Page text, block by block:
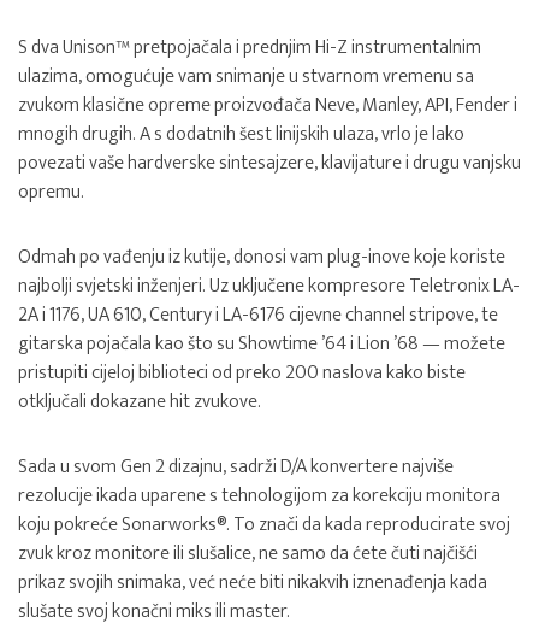
S dva Unison™ pretpojačala i prednjim Hi-Z instrumentalnim
ulazima, omogućuje vam snimanje u stvarnom vremenu sa
zvukom klasične opreme proizvođača Neve, Manley, API, Fender i
mnogih drugih. A s dodatnih šest linijskih ulaza, vrlo je lako
povezati vaše hardverske sintesajzere, klavijature i drugu vanjsku
opremu.
Odmah po vađenju iz kutije, donosi vam plug-inove koje koriste
najbolji svjetski inženjeri. Uz uključene kompresore Teletronix LA-
2A i 1176, UA 610, Century i LA-6176 cijevne channel stripove, te
gitarska pojačala kao što su Showtime ’64 i Lion ’68 — možete
pristupiti cijeloj biblioteci od preko 200 naslova kako biste
otključali dokazane hit zvukove.
Sada u svom Gen 2 dizajnu, sadrži D/A konvertere najviše
rezolucije ikada uparene s tehnologijom za korekciju monitora
koju pokreće Sonarworks®. To znači da kada reproducirate svoj
zvuk kroz monitore ili slušalice, ne samo da ćete čuti najčišći
prikaz svojih snimaka, već neće biti nikakvih iznenađenja kada
slušate svoj konačni miks ili master.